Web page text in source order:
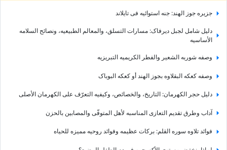
جزیره جوز الهند: جنه استوائیه فی تایلاند
دلیل شامل لجبل دیرفاک: مسارات التسلق، والمعالم الطبیعیه، ونصائح السلامه
الأساسیه
وصفه شوربه الشعیر والفطر الکریمیه التبریزیه
وصفه کعکه البقلاوه بجوز الهند أو کعکه البوباک
دلیل حجر الکهرمان: التاریخ، والخصائص، وکیفیه التعرّف على الکهرمان الأصلی
آداب وطرق تقدیم التعازی المناسبه لأهل المتوفّى والمصابین بالحزن
فوائد تلاوه سوره القلم: برکات عظیمه وفوائد روحیه ممیزه للحیاه